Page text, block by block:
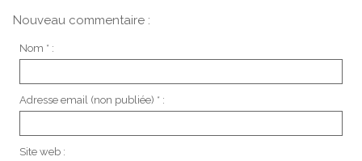
Nouveau commentaire :
Nom * :
Adresse email (non publiée) * :
Site web :